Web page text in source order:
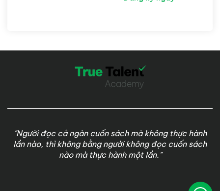
"Người đọc cả ngàn cuốn sách mà không thực hành
lần nào, thì không bằng người không đọc cuốn sách
nào mà thực hành một lần."